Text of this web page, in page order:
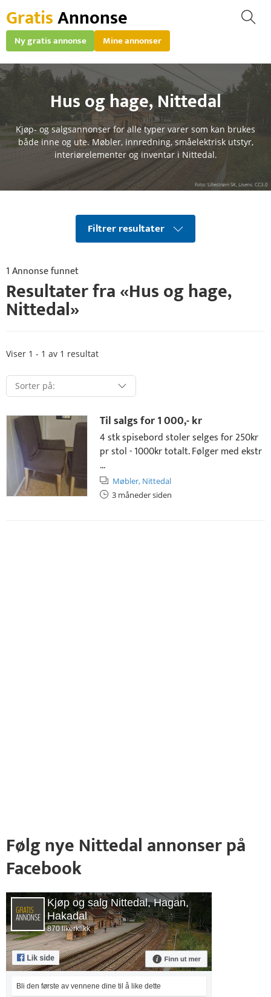
GratisAnnonse
Ny gratis annonse Mine annonser
Hus og hage,Nittedal
Kjøp- og salgsannonser for alle typer varer som kan brukes
både inne og ute. Møbler, innredning, småelektrisk utstyr,
interiørelementer og inventar i Nittedal.
Foto: Lillestrøm SK, Lisens: CC3.0
Filtrer resultater
1 Annonse funnet
Resultater fra «Hus og hage,
Nittedal»
Viser 1 - 1 av 1 resultat
Til salgs for1 000,- kr
4 stk spisebord stoler selges for 250kr
pr stol - 1000kr totalt. Følger med ekstr
...
Møbler, Nittedal
3 måneder siden
Følg nye Nittedal annonser på
Facebook
Kjøp og salg Nittedal, Hagan,
Hakadal
870 likerklikk
Bli den første av vennene dine til å like dette